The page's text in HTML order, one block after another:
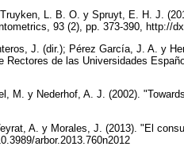
L. B. O. y Spruyt, E. H. J.
93 (2), pp. 373-390, http://
J. (dir.); Pérez García, J. A. y
Rectores de las Universidades
M. y Nederhof, A. J. (2002).
A. y Morales, J. (2013). "El
arbor.2013.760n2012